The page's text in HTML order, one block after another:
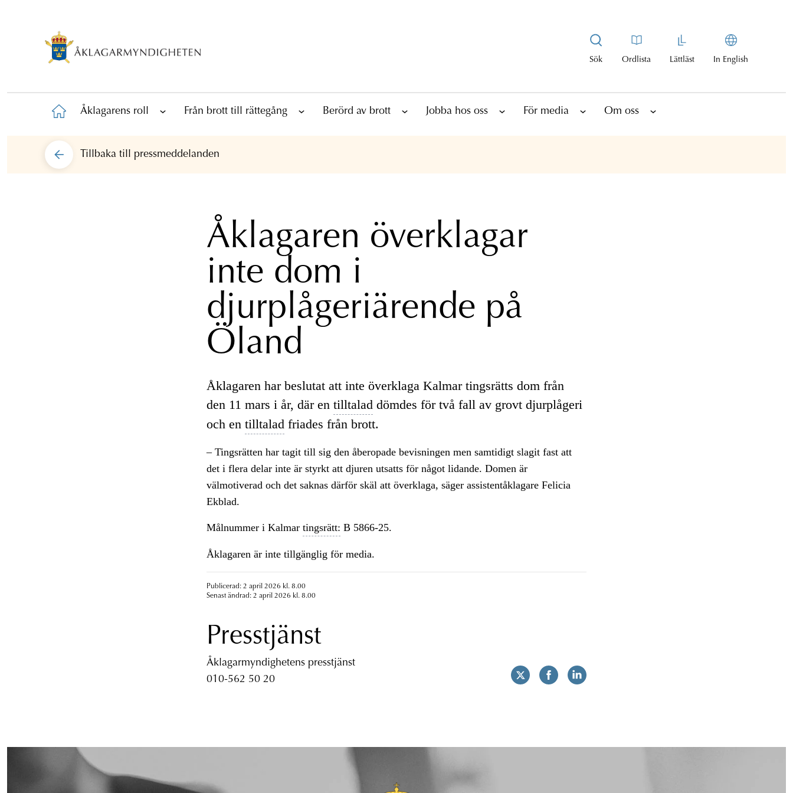
Sök Ordlista Lättläst In English
Åklagarens roll Från brott till rättegång Berörd av brott Jobba hos oss För media Om oss
Tillbaka till pressmeddelanden
Åklagaren överklagar
inte dom i
djurplågeriärende på
Öland
Åklagaren har beslutat att inte överklaga Kalmar tingsrätts dom från
den 11 mars i år, där en tilltalad dömdes för två fall av grovt djurplågeri
och en tilltalad friades från brott.
– Tingsrätten har tagit till sig den åberopade bevisningen men samtidigt slagit fast att
det i flera delar inte är styrkt att djuren utsatts för något lidande. Domen är
välmotiverad och det saknas därför skäl att överklaga, säger assistentåklagare Felicia
Ekblad.
Målnummer i Kalmar tingsrätt: B 5866-25.
Åklagaren är inte tillgänglig för media.
Publicerad: 2 april 2026 kl. 8.00
Senast ändrad: 2 april 2026 kl. 8.00
Presstjänst
Åklagarmyndighetens presstjänst
010-562 50 20